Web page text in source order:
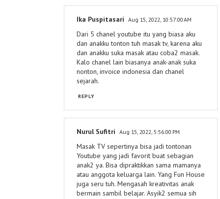
Ika Puspitasari Aug 15, 2022, 10:57:00 AM
Dari 5 chanel youtube itu yang biasa aku
dan anakku tonton tuh masak tv, karena aku
dan anakku suka masak atau coba2 masak.
Kalo chanel lain biasanya anak-anak suka
nonton, invoice indonesia dan chanel
sejarah.
REPLY
Nurul Sufitri Aug 15, 2022, 5:56:00 PM
Masak TV sepertinya bisa jadi tontonan
Youtube yang jadi favorit buat sebagian
anak2 ya. Bisa dipraktikkan sama mamanya
atau anggota keluarga lain. Yang Fun House
juga seru tuh. Mengasah kreativitas anak
bermain sambil belajar. Asyik2 semua sih